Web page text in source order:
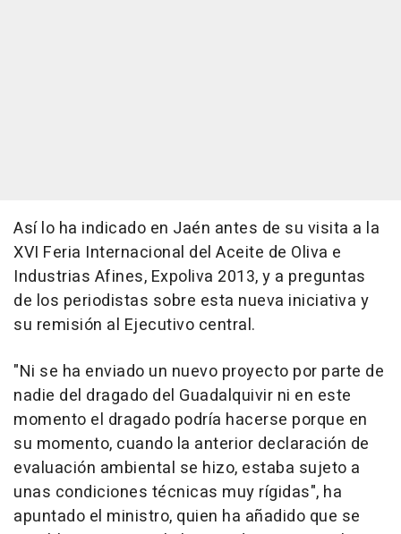
Así lo ha indicado en Jaén antes de su visita a la
XVI Feria Internacional del Aceite de Oliva e
Industrias Afines, Expoliva 2013, y a preguntas
de los periodistas sobre esta nueva iniciativa y
su remisión al Ejecutivo central.
"Ni se ha enviado un nuevo proyecto por parte de
nadie del dragado del Guadalquivir ni en este
momento el dragado podría hacerse porque en
su momento, cuando la anterior declaración de
evaluación ambiental se hizo, estaba sujeto a
unas condiciones técnicas muy rígidas", ha
apuntado el ministro, quien ha añadido que se